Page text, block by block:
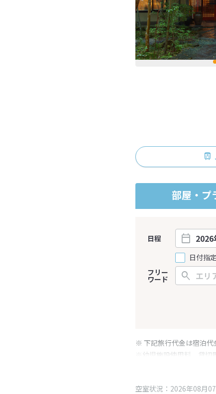
部屋・プ
日程
日付指
フリー
ワード
※ 下記旅行代金は宿泊代
※幼児施設使用料、貸切
空室状況：2026年08月